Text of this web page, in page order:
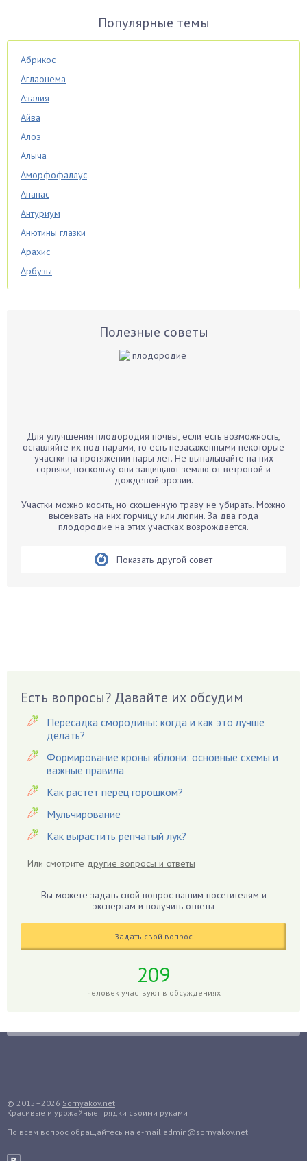
Популярные темы
Абрикос
Аглаонема
Азалия
Айва
Алоэ
Алыча
Аморфофаллус
Ананас
Антуриум
Анютины глазки
Арахис
Арбузы
Аспарагус
Бархатцы
Бегония
Бирючина
Бобовые
Вредители
Гардения
Гацания
Гвоздики
Георгины
Герань
Гиацинт
Гибискус
Гладиолусы
Голубика
Груши
Дайкон
Декабрист
Полезные советы
Для улучшения плодородия почвы, если есть возможность,
оставляйте их под парами, то есть незасаженными некоторые
участки на протяжении пары лет. Не выпалывайте на них
сорняки, поскольку они защищают землю от ветровой и
дождевой эрозии.
Участки можно косить, но скошенную траву не убирать. Можно
высеивать на них горчицу или люпин. За два года
плодородие на этих участках возрождается.
Показать другой совет
Есть вопросы? Давайте их обсудим
Пересадка смородины: когда и как это лучше
делать?
Формирование кроны яблони: основные схемы и
важные правила
Как растет перец горошком?
Мульчирование
Как вырастить репчатый лук?
Или смотрите другие вопросы и ответы
Вы можете задать свой вопрос нашим посетителям и
экспертам и получить ответы
Задать свой вопрос
209
человек участвуют в обсуждениях
© 2015–2026 Sornyakov.net
Красивые и урожайные грядки своими руками
По всем вопрос обращайтесь на e-mail admin@sornyakov.net